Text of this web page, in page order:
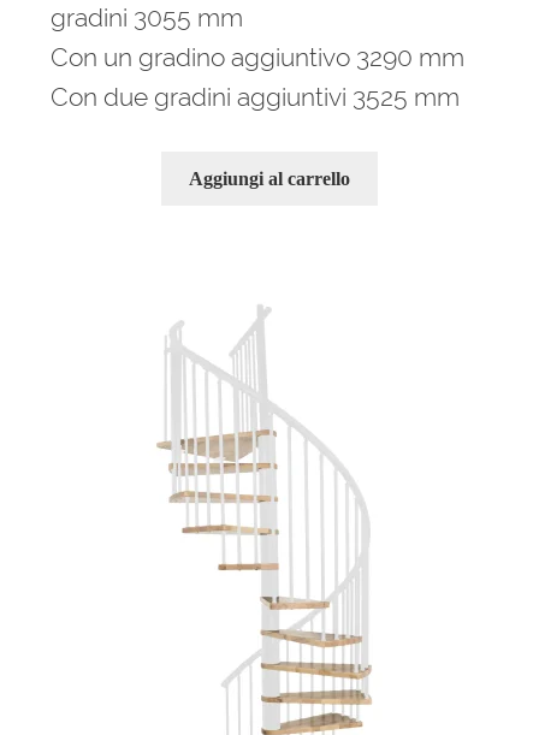
gradini 3055 mm
Con un gradino aggiuntivo 3290 mm
Con due gradini aggiuntivi 3525 mm
Aggiungi al carrello